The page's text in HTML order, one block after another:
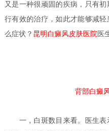
又是一种很顽固的疾病，只有
行有效的治疗，如此才能够减
么症状？ 昆明白癜风皮肤医院 医
背部白癜
一，白斑数目来看。医生表